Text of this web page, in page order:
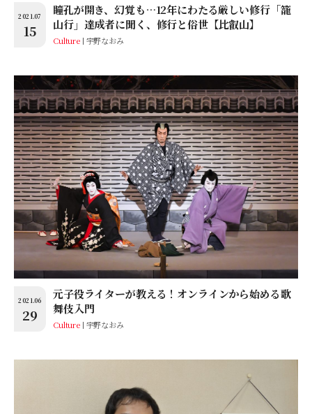
2021.07
15
瞳孔が開き、幻覚も…12年にわたる厳しい修行「籠
山行」達成者に聞く、修行と俗世【比叡山】
Culture 宇野なおみ
2021.06
29
元子役ライターが教える！オンラインから始める歌
舞伎入門
Culture 宇野なおみ